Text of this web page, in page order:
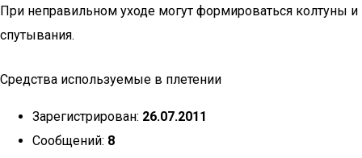
При неправильном уходе могут формироваться колтуны и
спутывания.
Средства используемые в плетении
Зарегистрирован: 26.07.2011
Сообщений: 8